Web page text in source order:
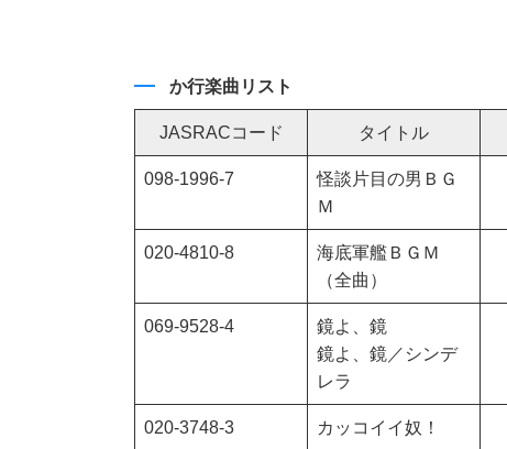
か行楽曲リスト
JASRACコード タイトル
098-1996-7
怪談片目の男ＢＧ
Ｍ
020-4810-8
海底軍艦ＢＧＭ
（全曲）
069-9528-4
鏡よ、鏡
鏡よ、鏡／シンデ
レラ
020-3748-3 カッコイイ奴！